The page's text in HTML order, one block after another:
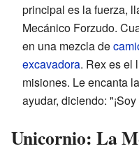
principal es la fuerza,
Mecánico Forzudo.
en una mezcla de
excavadora. Rex es el
misiones. Le encanta
ayudar, diciendo:
Unicornio: La